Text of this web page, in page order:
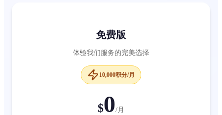
免费版
体验我们服务的完美选择
10,000积分/月
$0/月